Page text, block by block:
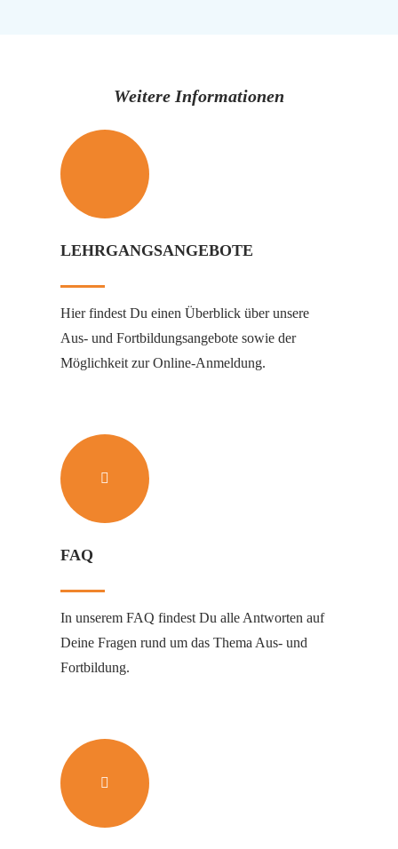
Weitere Informationen
LEHRGANGSANGEBOTE
Hier findest Du einen Überblick über unsere
Aus- und Fortbildungsangebote sowie der
Möglichkeit zur Online-Anmeldung.
FAQ
In unserem FAQ findest Du alle Antworten auf
Deine Fragen rund um das Thema Aus- und
Fortbildung.